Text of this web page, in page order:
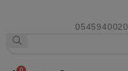
0545940020